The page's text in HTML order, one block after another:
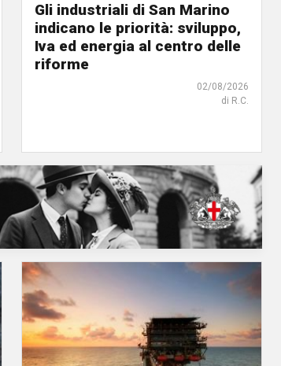
Gli industriali di San Marino
indicano le priorità: sviluppo,
Iva ed energia al centro delle
riforme
02/08/2026
di R.C.